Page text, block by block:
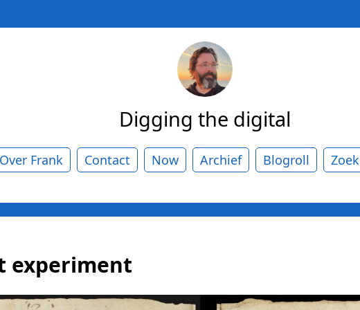
Digging the digital
Over Frank Contact Now Archief Blogroll
experiment